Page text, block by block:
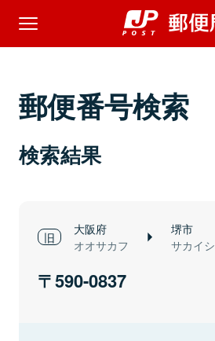
郵便番号検索
検索結果
大阪府
オオサカフ
堺市
サカイシ
590-0837